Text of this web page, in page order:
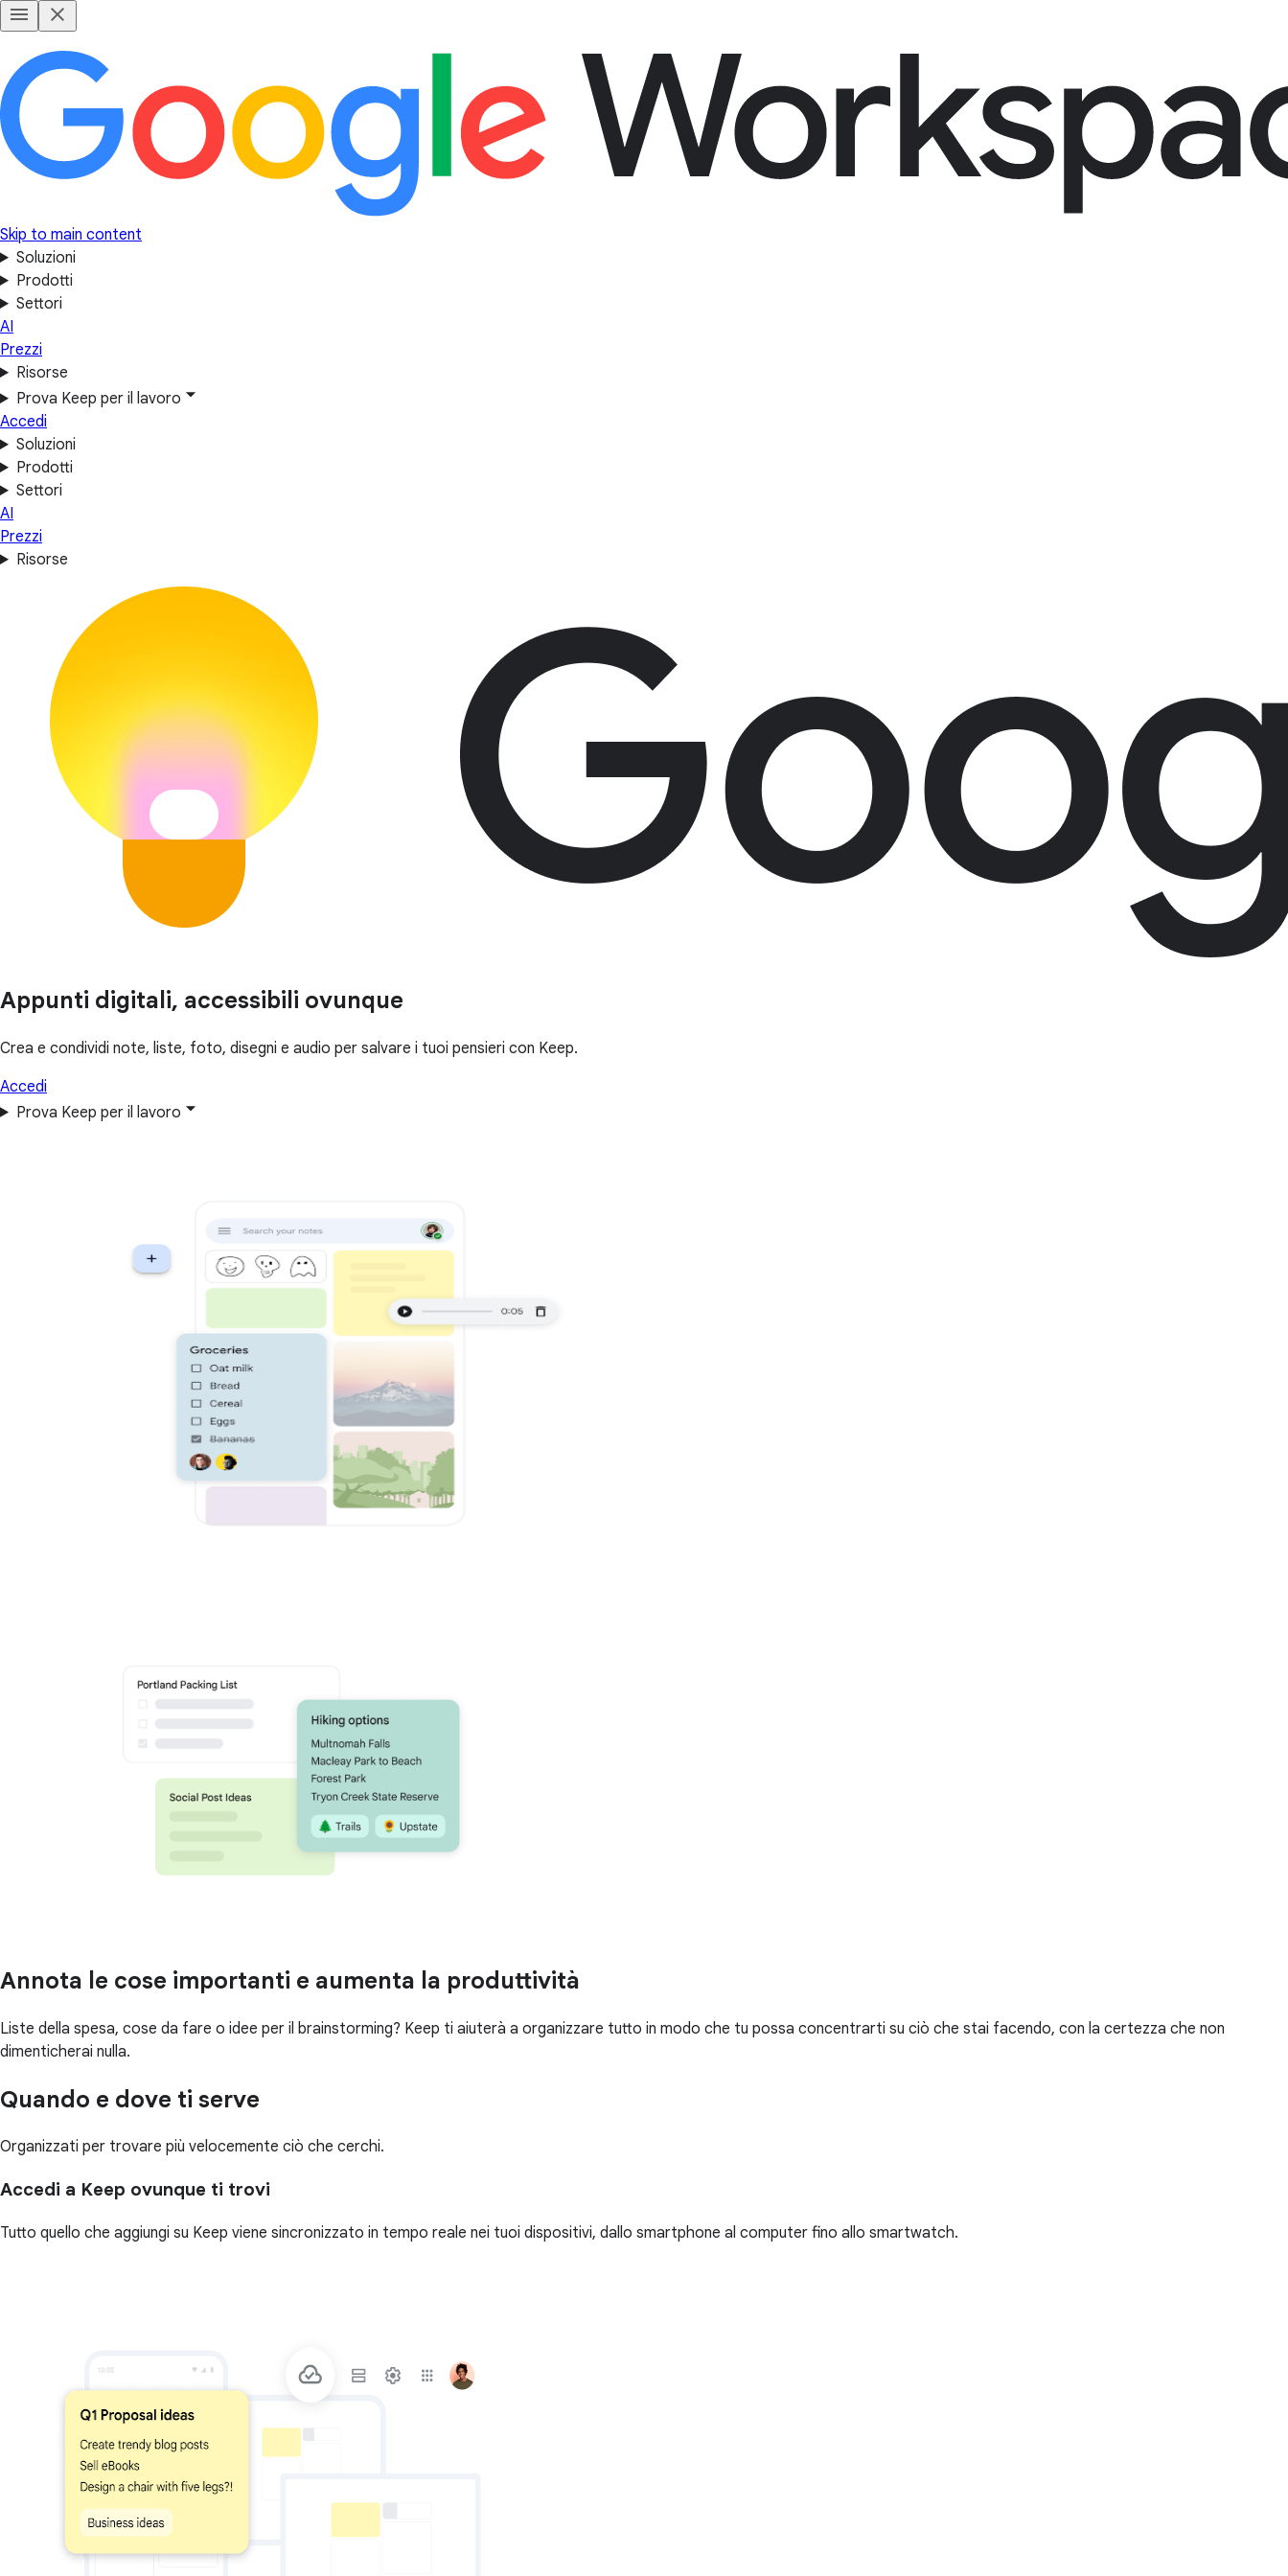
Skip to main content
Soluzioni
Prodotti
Settori
AI
Prezzi
Risorse
Prova Keep per il lavoro
Accedi
Soluzioni
Prodotti
Settori
AI
Prezzi
Risorse
Appunti digitali, accessibili ovunque
Crea e condividi note, liste, foto, disegni e audio per salvare i tuoi pensieri con Keep.
Accedi
Prova Keep per il lavoro
Annota le cose importanti e aumenta la produttività
Liste della spesa, cose da fare o idee per il brainstorming? Keep ti aiuterà a organizzare tutto in modo che tu possa concentrarti su ciò che stai facendo, con la certezza che non
dimenticherai nulla.
Quando e dove ti serve
Organizzati per trovare più velocemente ciò che cerchi.
Accedi a Keep ovunque ti trovi
Tutto quello che aggiungi su Keep viene sincronizzato in tempo reale nei tuoi dispositivi, dallo smartphone al computer fino allo smartwatch.